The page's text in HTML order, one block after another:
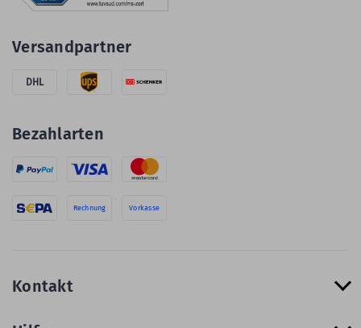
Versandpartner
DHL
Bezahlarten
Rechnung Vorkasse
Kontakt